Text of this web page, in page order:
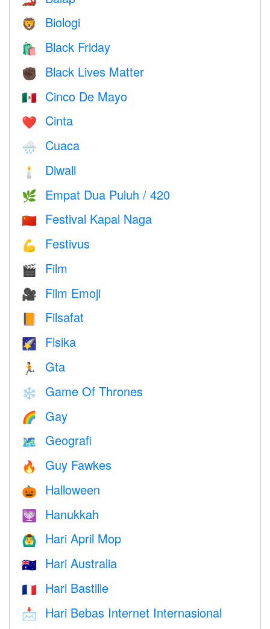
🦁 Biologi
🛍 Black Friday
✊🏿 Black Lives Matter
🇲🇽 Cinco De Mayo
❤️️ Cinta
🌧 Cuaca
🕯 Diwali
🌿 Empat Dua Puluh / 420
🇨🇳 Festival Kapal Naga
💪 Festivus
🎬 Film
🎥 Film Emoji
📙 Filsafat
🌠 Fisika
🏃 Gta
❄️ Game Of Thrones
🌈 Gay
🗺 Geografi
🔥 Guy Fawkes
🎃 Halloween
🕎 Hanukkah
🙆‍♂️ Hari April Mop
🇦🇺 Hari Australia
🇫🇷 Hari Bastille
📩
Hari Bebas Internet Internasional